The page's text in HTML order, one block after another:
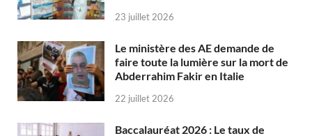
23 juillet 2026
Le ministère des AE demande de
faire toute la lumière sur la mort de
Abderrahim Fakir en Italie
22 juillet 2026
Baccalauréat 2026 : Le taux de